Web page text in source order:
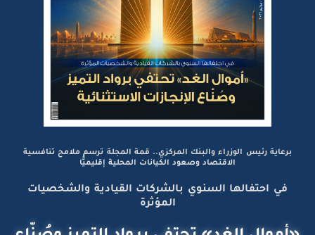
برعاية رئيس الوزراء والبنك المركزي.. قمة المجلة ترسم ملامح تنافسية
الاقتصاد وصعود الكيانات المحلية إقليميًّا
في احتفالها السنوي بالشركات القيادية والشخصيات